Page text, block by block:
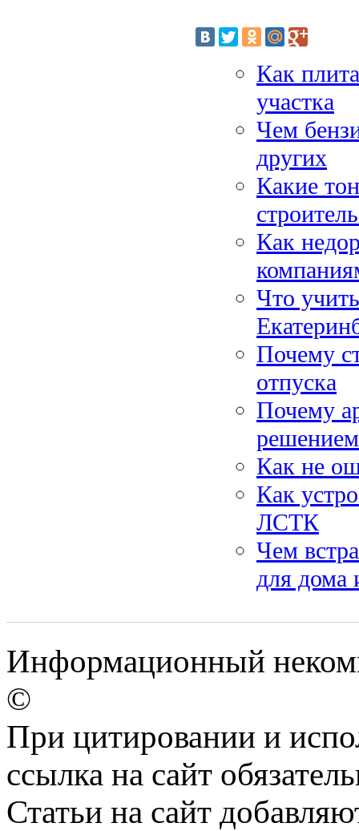
Как
участка
Чем
других
Какие
Как
Что
Почему
отпуска
Почему
решением
Как не
Как
ЛСТК
Чем
для дома
Информационный
©
При цитировании и
ссылка на сайт
Статьи на сайт